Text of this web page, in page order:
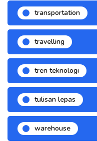
transportation
travelling
tren teknologi
tulisan lepas
warehouse